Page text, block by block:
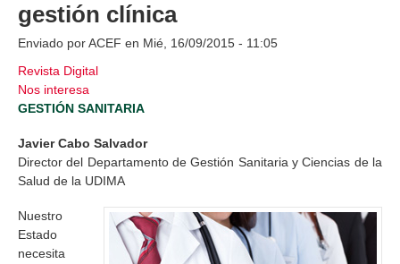
gestión clínica
Enviado porACEF en Mié, 16/09/2015 - 11:05
Revista Digital
Nos interesa
GESTIÓN SANITARIA
Javier Cabo Salvador
Director del Departamento de Gestión Sanitaria y Ciencias de la
Salud de la UDIMA
Nuestro
Estado
necesita